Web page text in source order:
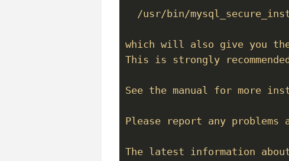
/usr/bin/
which will also give you
This is strongly
See the manual for more
Please report any
The latest information